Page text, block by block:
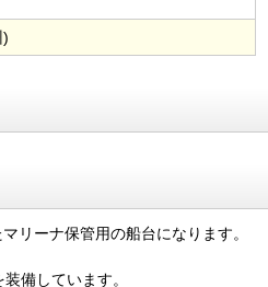
)
リーナ保管用の船台になります。
備しています。